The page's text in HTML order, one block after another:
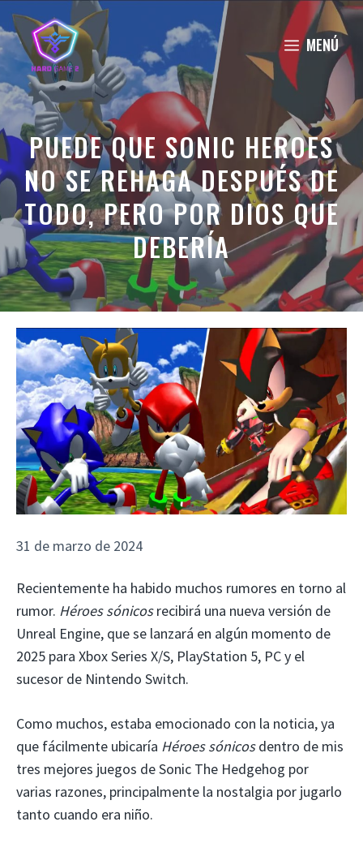
Saltar
al
contenido
MENÚ
PUEDE QUE SONIC HEROES
NO SE REHAGA DESPUÉS DE
TODO, PERO POR DIOS QUE
DEBERÍA
31 de marzo de 2024
Recientemente ha habido muchos rumores en torno al
rumor. Héroes sónicosrecibirá una nueva versión de
Unreal Engine, que se lanzará en algún momento de
2025 para Xbox Series X/S, PlayStation 5, PC y el
sucesor de Nintendo Switch.
Como muchos, estaba emocionado con la noticia, ya
que fácilmente ubicaría Héroes sónicosdentro de mis
tres mejores juegos de Sonic The Hedgehog por
varias razones, principalmente la nostalgia por jugarlo
tanto cuando era niño.